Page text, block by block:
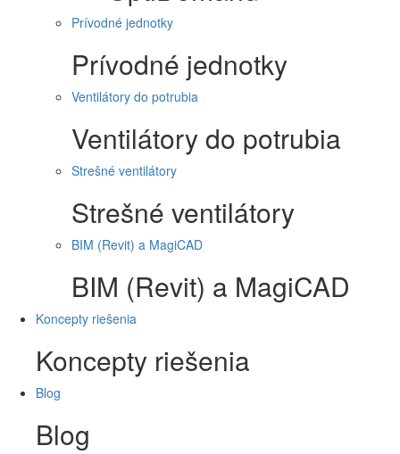
Prívodné jednotky
Prívodné jednotky
Ventilátory do potrubia
Ventilátory do potrubia
Strešné ventilátory
Strešné ventilátory
BIM (Revit) a MagiCAD
BIM (Revit) a MagiCAD
Koncepty riešenia
Koncepty riešenia
Blog
Blog